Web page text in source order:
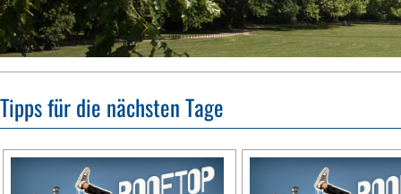
Tipps für die nächsten Tage